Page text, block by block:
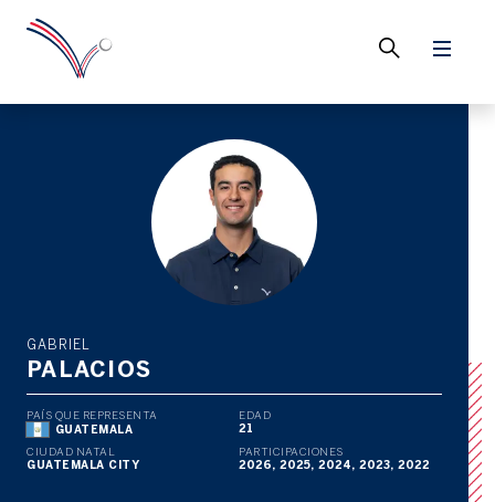
GABRIEL
PALACIOS
PAÍS QUE REPRESENTA
GUATEMALA
EDAD
21
CIUDAD NATAL
GUATEMALA CITY
PARTICIPACIONES
2026, 2025, 2024, 2023, 2022